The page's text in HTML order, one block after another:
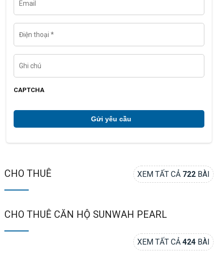
lĐ
t
i
G
h
CAPTCHA
CHO THUÊ XEM TẤT CẢ 722 BÀI
CHO THUÊ CĂN HỘ SUNWAH PEARL
XEM TẤT CẢ424 BÀI